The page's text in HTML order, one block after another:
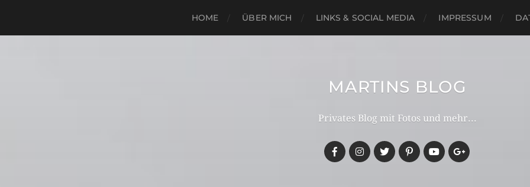
HOME ÜBER MICH LINKS & SOCIAL MEDIA IMPRESSUM
MARTINS BLOG
Privates Blog mit Fotos und mehr...